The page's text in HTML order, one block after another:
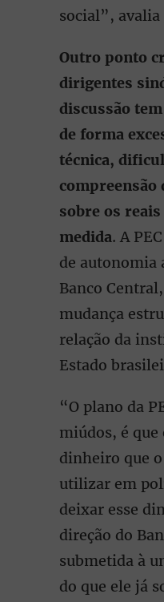
social”, avalia
Outro ponto
dirigentes
discussão
de forma
técnica,
compreensão
sobre os
medida. A
de autonomia
Banco
mudança
relação da
Estado
“O plano da
miúdos, é
dinheiro que
utilizar em
deixar esse
direção do
submetida à
do que ele já